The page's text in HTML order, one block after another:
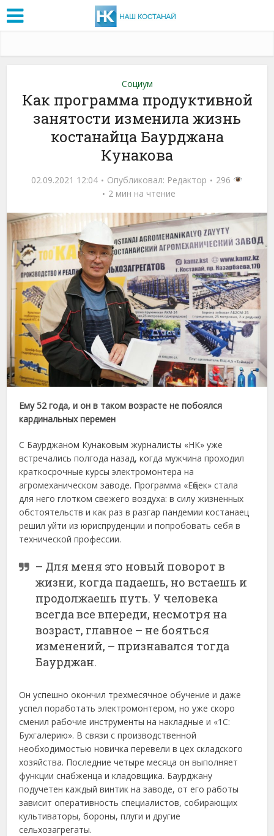
Социум
Как программа продуктивной
занятости изменила жизнь
костанайца Баурджана
Кунакова
02.09.2021 12:04 Опубликовал: Редактор
296
2 мин на чтение
Ему 52 года, и он в таком возрасте не побоялся
кардинальных перемен
С Баурджаном Кунаковым журналисты «НК» уже
встречались полгода назад, когда мужчина проходил
краткосрочные курсы электромонтера на
агромеханическом заводе. Программа «Еңбек» стала
для него глотком свежего воздуха: в силу жизненных
обстоятельств и как раз в разгар пандемии костанаец
решил уйти из юриспруденции и попробовать себя в
технической профессии.
– Для меня это новый поворот в
жизни, когда падаешь, но встаешь и
продолжаешь путь. У человека
всегда все впереди, несмотря на
возраст, главное – не бояться
изменений, – признавался тогда
Баурджан.
Он успешно окончил трехмесячное обучение и даже
успел поработать электромонтером, но уже скоро
сменил рабочие инструменты на накладные и «1С:
Бухгалерию». В связи с производственной
необходимостью новичка перевели в цех складского
хозяйства. Последние четыре месяца он выполняет
функции снабженца и кладовщика. Баурджану
подучетен каждый винтик на заводе, от его работы
зависит оперативность специалистов, собирающих
культиваторы, бороны, плуги и другие
сельхозагрегаты.